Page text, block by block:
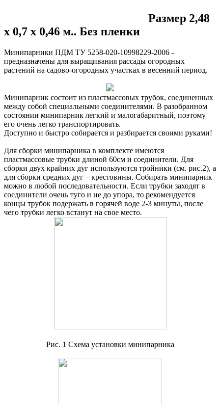
Размер 2,48
х 0,7 х 0,46 м.. Без пленки
Минипарники ПДМ ТУ 5258-020-10998229-2006 -
предназначены для выращивания рассады огородных
растений на садово-огородных участках в весенний период.
Минипарник состоит из пластмассовых трубок, соединенных
между собой специальными соединителями. В разобранном
состоянии минипарник легкий и малогабаритный, поэтому
его очень легко транспортировать.
Доступно и быстро собирается и разбирается своими руками!
Для сборки минипарника в комплекте имеются
пластмассовые трубки длиной 60см и соединители. Для
сборки двух крайних дуг используются тройники (см. рис.2), а
для сборки средних дуг – крестовины. Собирать минипарник
можно в любой последовательности. Если трубки заходят в
соединители очень туго и не до упора, то рекомендуется
концы трубок подержать в горячей воде 2-3 минуты, после
чего трубки легко встанут на свое место.
Рис. 1 Схема установки минипарника